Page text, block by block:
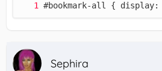
#bookmark-all {
Sephira